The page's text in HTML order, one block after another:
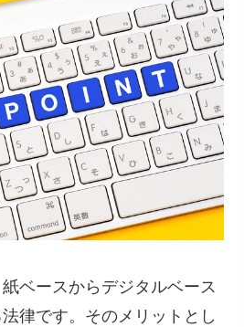
ベースからデジタルベース
律です。そのメリットとし